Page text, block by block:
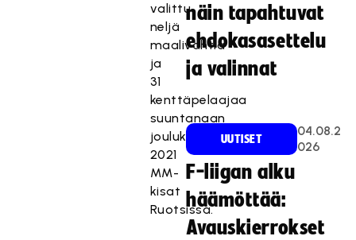
valittu
neljä
maalivahtia
ja
31
kenttäpelaajaa
suuntanaan
joulukuun
2021
MM-
kisat
Ruotsissa.
näin tapahtuvat
ehdokasasettelu
ja valinnat
UUTISET
04.08.2
026
F-liigan alku
häämöttää:
Avauskierrokset